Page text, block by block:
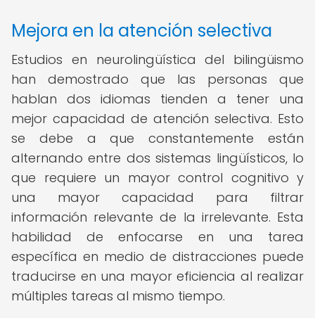
Mejora en la atención selectiva
Estudios en neurolingüística del bilingüismo
han demostrado que las personas que
hablan dos idiomas tienden a tener una
mejor capacidad de atención selectiva. Esto
se debe a que constantemente están
alternando entre dos sistemas lingüísticos, lo
que requiere un mayor control cognitivo y
una mayor capacidad para filtrar
información relevante de la irrelevante. Esta
habilidad de enfocarse en una tarea
específica en medio de distracciones puede
traducirse en una mayor eficiencia al realizar
múltiples tareas al mismo tiempo.